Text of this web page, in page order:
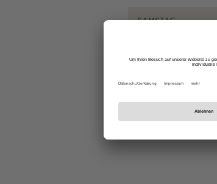
SAMSTAG
16.08.2026